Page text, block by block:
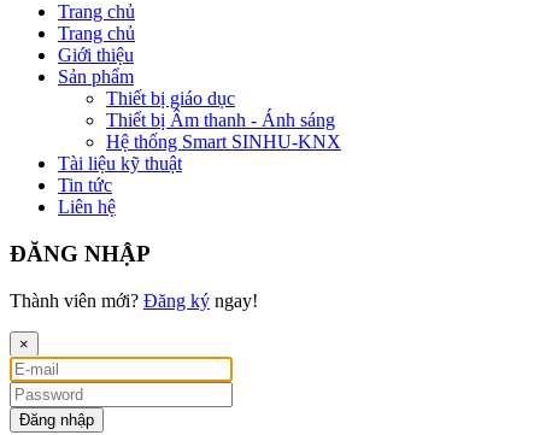
Trang chủ
Trang chủ
Giới thiệu
Sản phẩm
Thiết bị giáo dục
Thiết bị Âm thanh - Ánh sáng
Hệ thống Smart SINHU-KNX
Tài liệu kỹ thuật
Tin tức
Liên hệ
ĐĂNG NHẬP
Thành viên mới? Đăng ký ngay!
×
Đăng nhập